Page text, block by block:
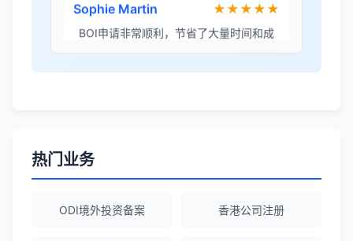
李女士 ★★★★★
境外投资备案流程清晰，顾问非常耐心解
陈经理 ★★★★★
热门业务
ODI境外投资备案 香港公司注册